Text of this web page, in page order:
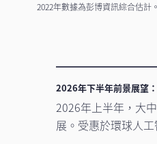
2022年數據為彭博資訊綜合估計。
2026年下半年前景展望
2026年上半年，大
展。受惠於環球人